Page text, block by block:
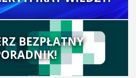
BEZPŁATNY